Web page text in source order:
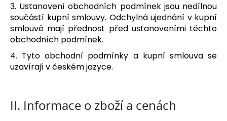
3. Ustanovení obchodních podmínek jsou nedílnou
součástí kupní smlouvy. Odchylná ujednání v kupní
smlouvě mají přednost před ustanoveními těchto
obchodních podmínek.
4. Tyto obchodní podmínky a kupní smlouva se
uzavírají v českém jazyce.
II. Informace o zboží a cenách
D
o
p
o
r
u
j
e